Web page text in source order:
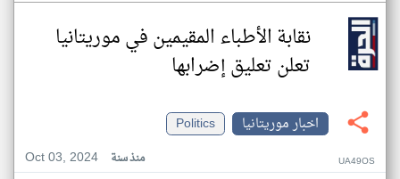
نقابة الأطباء المقيمين في موريتانيا
تعلن تعليق إضرابها
اخبار موريتانيا
Politics
Oct 03, 2024
منذ سنة UA49OS